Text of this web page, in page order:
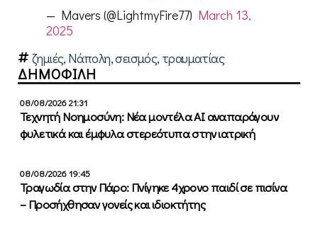
— Mavers (@LightmyFire77) March 13,
2025
ζημιές, Νάπολη,σεισμός, τραυματίας
ΔΗΜΟΦΙΛΗ
08/08/2026 21:31
Τεχνητή Νοημοσύνη: Νέα μοντέλα ΑΙ αναπαράγουν
φυλετικά και έμφυλα στερεότυπα στην ιατρική
08/08/2026 19:45
Τραγωδία στην Πάρο: Πνίγηκε 4χρονο παιδί σε πισίνα
– Προσήχθησαν γονείς και ιδιοκτήτης